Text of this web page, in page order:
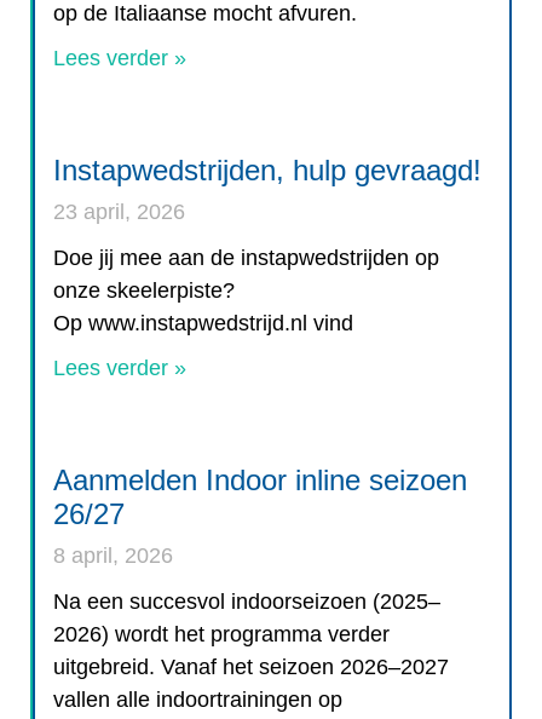
op de Italiaanse mocht afvuren.
Lees verder »
Instapwedstrijden, hulp gevraagd!
23 april, 2026
Doe jij mee aan de instapwedstrijden op
onze skeelerpiste?
Op www.instapwedstrijd.nl vind
Lees verder »
Aanmelden Indoor inline seizoen
26/27
8 april, 2026
Na een succesvol indoorseizoen (2025–
2026) wordt het programma verder
uitgebreid. Vanaf het seizoen 2026–2027
vallen alle indoortrainingen op